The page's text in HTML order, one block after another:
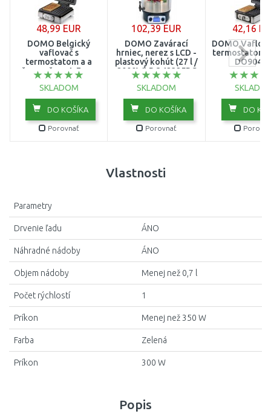
48,99 EUR
DOMO Belgický
vaflovač s
termostatom a a
časovačom 4x7 cm,
1400W, DO9149W
SKLADOM
DO KOŠÍKA
Porovnať
102,39 EUR
DOMO Zavárací
hrniec, nerez s LCD -
plastový kohút (27 l /
2000W) DO42325PC
SKLADOM
DO KOŠÍKA
Porovnať
42,16
DOMO
termostatom,
DO
Popis
Vlastnosti
Parametry
Drvenie ľadu ÁNO
Náhradné nádoby ÁNO
Objem nádoby Menej než 0,7 l
Počet rýchlostí 1
Príkon Menej než 350 W
Farba Zelená
Príkon 300 W